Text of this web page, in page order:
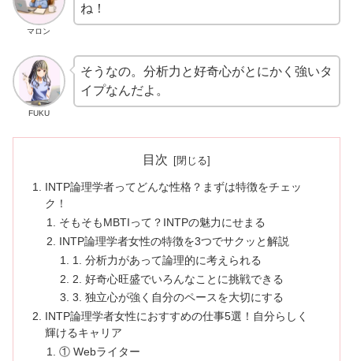
マロン
ね！
FUKU
そうなの。分析力と好奇心がとにかく強いタ
イプなんだよ。
目次
INTP論理学者ってどんな性格？まずは特徴をチェッ
ク！
そもそもMBTIって？INTPの魅力にせまる
INTP論理学者女性の特徴を3つでサクッと解説
1. 分析力があって論理的に考えられる
2. 好奇心旺盛でいろんなことに挑戦できる
3. 独立心が強く自分のペースを大切にする
INTP論理学者女性におすすめの仕事5選！自分らしく
輝けるキャリア
① Webライター